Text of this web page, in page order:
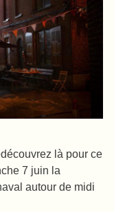
là pour ce
7 juin la
autour de midi